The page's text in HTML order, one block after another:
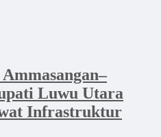
Luwu Utara
Infrastruktur